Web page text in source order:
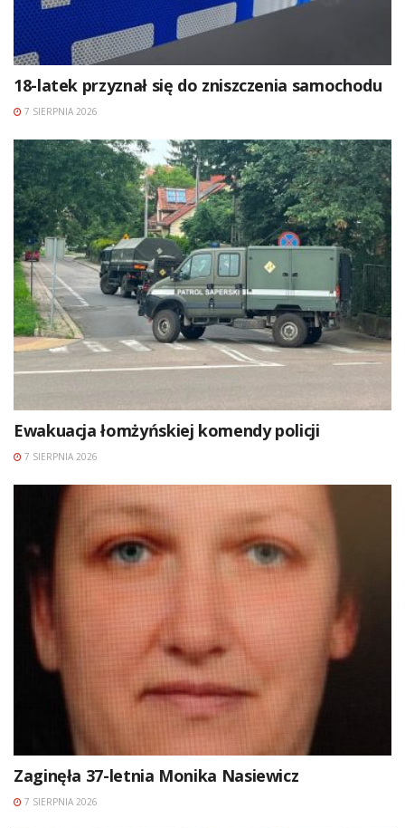
18-latek przyznał się do zniszczenia samochodu
7 SIERPNIA 2026
Ewakuacja łomżyńskiej komendy policji
7 SIERPNIA 2026
Zaginęła 37-letnia Monika Nasiewicz
7 SIERPNIA 2026